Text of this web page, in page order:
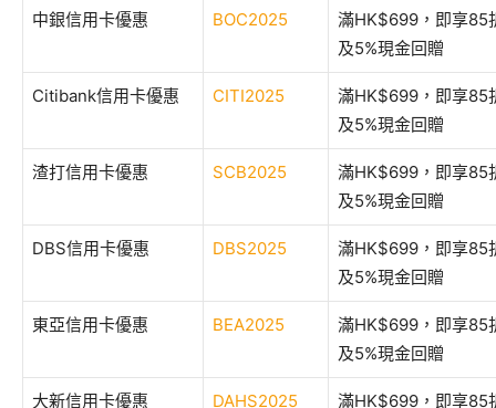
中銀信用卡優惠 BOC2025
滿HK$699，即享85
及5%現金回贈
Citibank信用卡優惠 CITI2025
滿HK$699，即享85
及5%現金回贈
渣打信用卡優惠 SCB2025
滿HK$699，即享85
及5%現金回贈
DBS信用卡優惠 DBS2025
滿HK$699，即享85
及5%現金回贈
東亞信用卡優惠 BEA2025
滿HK$699，即享85
及5%現金回贈
大新信用卡優惠 DAHS2025 滿HK$699，即享85